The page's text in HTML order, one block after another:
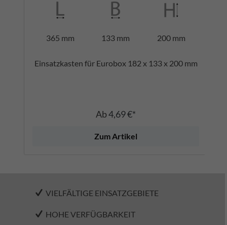
365 mm 133 mm 200 mm
Einsatzkasten für Eurobox 182 x 133 x 200 mm
Ab4,69 €*
Zum Artikel
VIELFÄLTIGE EINSATZGEBIETE
HOHE VERFÜGBARKEIT